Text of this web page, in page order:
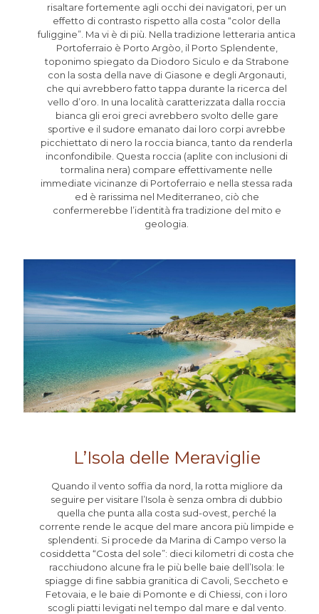
risaltare fortemente agli occhi dei navigatori, per un
effetto di contrasto rispetto alla costa “color della
fuliggine”. Ma vi è di più. Nella tradizione letteraria antica
Portoferraio è Porto Argòo, il Porto Splendente,
toponimo spiegato da Diodoro Siculo e da Strabone
con la sosta della nave di Giasone e degli Argonauti,
che qui avrebbero fatto tappa durante la ricerca del
vello d’oro. In una località caratterizzata dalla roccia
bianca gli eroi greci avrebbero svolto delle gare
sportive e il sudore emanato dai loro corpi avrebbe
picchiettato di nero la roccia bianca, tanto da renderla
inconfondibile. Questa roccia (aplite con inclusioni di
tormalina nera) compare effettivamente nelle
immediate vicinanze di Portoferraio e nella stessa rada
ed è rarissima nel Mediterraneo, ciò che
confermerebbe l’identità fra tradizione del mito e
geologia.
L’Isola delle Meraviglie
Quando il vento soffia da nord, la rotta migliore da
seguire per visitare l’Isola è senza ombra di dubbio
quella che punta alla costa sud-ovest, perché la
corrente rende le acque del mare ancora più limpide e
splendenti. Si procede da Marina di Campo verso la
cosiddetta “Costa del sole”: dieci kilometri di costa che
racchiudono alcune fra le più belle baie dell’Isola: le
spiagge di fine sabbia granitica di Cavoli, Seccheto e
Fetovaia, e le baie di Pomonte e di Chiessi, con i loro
scogli piatti levigati nel tempo dal mare e dal vento.